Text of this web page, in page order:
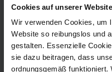
Cookies auf unserer Website
Wir verwenden Cookies, um
Website so reibungslos und
gestalten. Essenzielle
sie dazu beitragen, dass
ordnungsgemäß funktioniert.
Shuttle-Service (nicht überdacht)